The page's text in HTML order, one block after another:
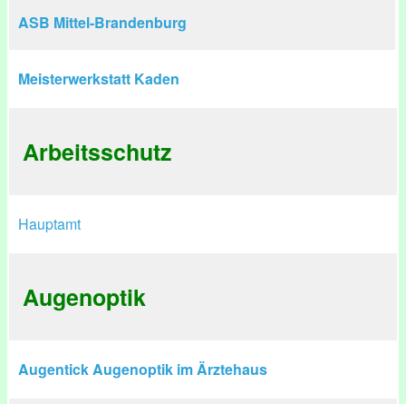
ASB Mittel-Brandenburg
Meisterwerkstatt Kaden
Arbeitsschutz
Hauptamt
Augenoptik
Augentick Augenoptik im Ärztehaus